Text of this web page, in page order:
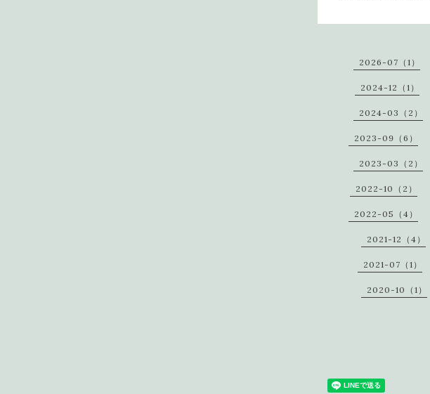
2026-07（1）
2024-12（1）
2024-03（2）
2023-09（6）
2023-03（2）
2022-10（2）
2022-05（4）
2021-12（4）
2021-07（1）
2020-10（1）